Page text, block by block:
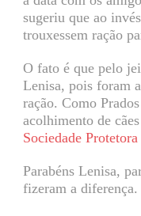
sugeriu que ao
trouxessem ração
O fato é que pelo
Lenisa, pois foram
ração. Como
acolhimento de
Sociedade
Parabéns Lenisa,
fizeram a diferença.